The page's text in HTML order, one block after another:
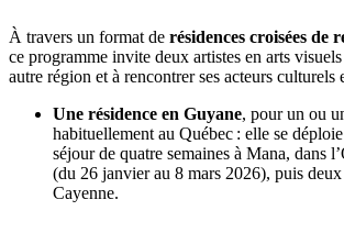
À travers un format de résidences croisées de
ce programme invite deux artistes en arts
autre région et à rencontrer ses acteurs culturels
Une résidence en Guyane, pour un ou
habituellement au Québec : elle se
séjour de quatre semaines à Mana, dans
(du 26 janvier au 8 mars 2026), puis deux
Cayenne.